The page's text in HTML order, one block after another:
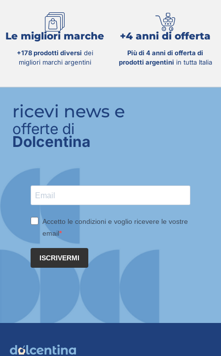
Le migliori marche
+178 prodotti diversi dei
migliori marchi argentini
+4 anni di offerta
Più di 4 anni di offerta di
prodotti argentini in tutta Italia
ricevi news e
offerte di
Dolcentina
Accetto le condizioni e voglio ricevere le vostre
email
ISCRIVERMI